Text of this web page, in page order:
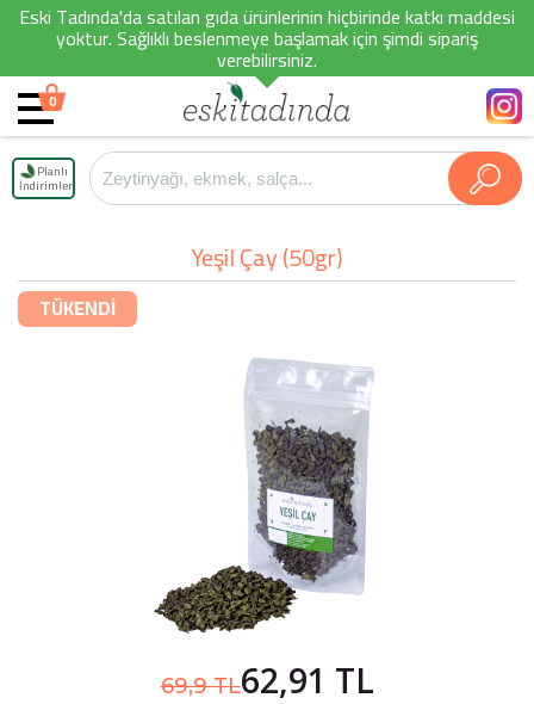
Eski Tadında'da satılan gıda ürünlerinin hiçbirinde katkı maddesi
yoktur. Sağlıklı beslenmeye başlamak için şimdi sipariş
verebilirsiniz.
0
Planlı
İndirimler
Yeşil Çay (50gr)
TÜKENDİ
69,9 TL62,91 TL